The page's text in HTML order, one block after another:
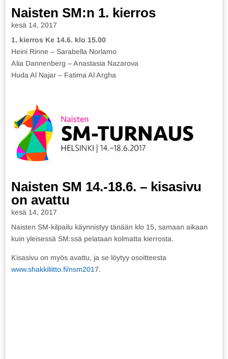
Naisten SM:n 1. kierros
kesä 14, 2017
1. kierros Ke 14.6. klo 15.00
Heini Rinne – Sarabella Norlamo
Alia Dannenberg – Anastasia Nazarova
Huda Al Najar – Fatima Al Argha
Naisten SM 14.-18.6. – kisasivu
on avattu
kesä 14, 2017
Naisten SM-kilpailu käynnistyy tänään klo 15, samaan aikaan
kuin yleisessä SM:ssä pelataan kolmatta kierrosta.
Kisasivu on myös avattu, ja se löytyy osoitteesta
www.shakkiliitto.fi/nsm2017.